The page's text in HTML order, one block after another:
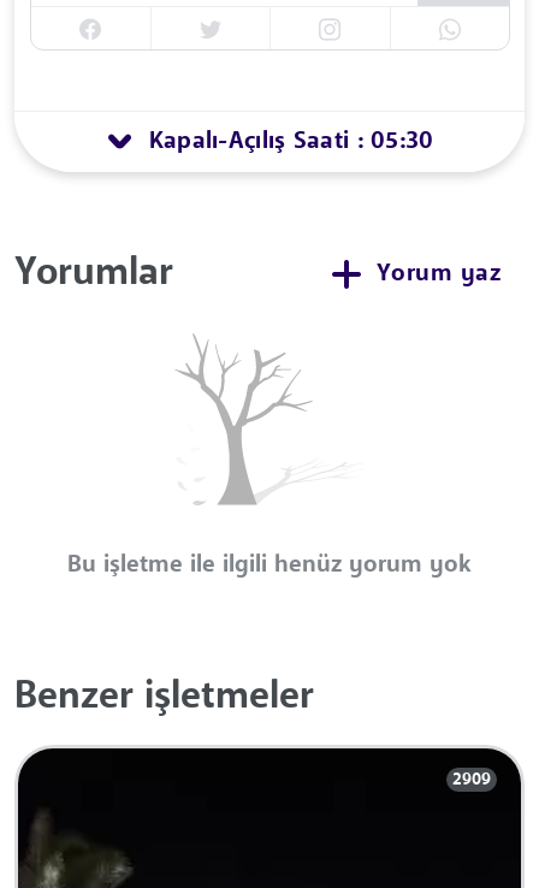
Kapalı-Açılış Saati : 05:30
Yorumlar Yorum yaz
Bu işletme ile ilgili henüz yorum yok
Benzer işletmeler
2909